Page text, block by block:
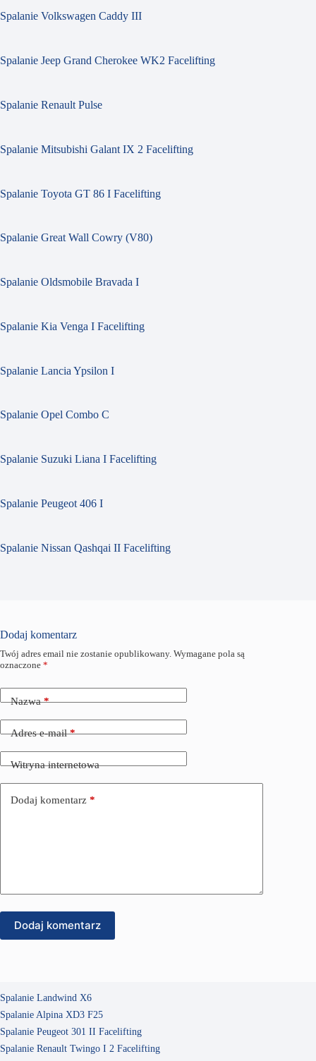
Spalanie Volkswagen Caddy III
Spalanie Jeep Grand Cherokee WK2 Facelifting
Spalanie Renault Pulse
Spalanie Mitsubishi Galant IX 2 Facelifting
Spalanie Toyota GT 86 I Facelifting
Spalanie Great Wall Cowry (V80)
Spalanie Oldsmobile Bravada I
Spalanie Kia Venga I Facelifting
Spalanie Lancia Ypsilon I
Spalanie Opel Combo C
Spalanie Suzuki Liana I Facelifting
Spalanie Peugeot 406 I
Spalanie Nissan Qashqai II Facelifting
Dodaj komentarz
Twój adres email nie zostanie opublikowany. Wymagane pola są
oznaczone *
Nazwa*
Adres e-mail*
Witryna internetowa
Dodaj komentarz *
Dodaj komentarz
Spalanie Landwind X6
Spalanie Alpina XD3 F25
Spalanie Peugeot 301 II Facelifting
Spalanie Renault Twingo I 2 Facelifting